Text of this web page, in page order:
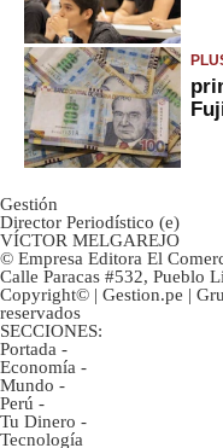
Gestión
Director Periodístico (e)
VÍCTOR MELGAREJO
© Empresa Editora El
Calle Paracas #532, Pueblo
Copyright© | Gestion.pe |
reservados
SECCIONES:
Portada -
Economía -
Mundo -
Perú -
Tu Dinero -
Tecnología